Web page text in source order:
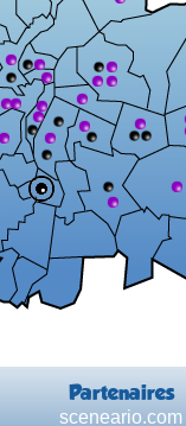
Partenaires
sceneario.com